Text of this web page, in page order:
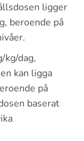
ligger
beroende på
kg/dag,
kan ligga
på
baserat